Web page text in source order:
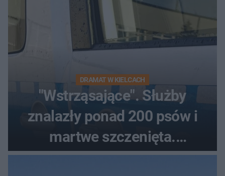
DRAMAT W KIELCACH
"Wstrząsające". Służby
znalazły ponad 200 psów i
martwe szczenięta.
Zatrzymano 35-latka